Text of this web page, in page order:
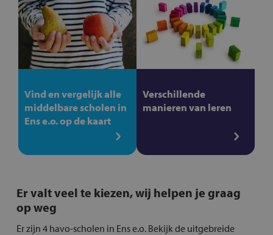
Vind en vergelijk alle
middelbare scholen in
Ens e.o. op de kaart
Verschillende
manieren van leren
Er valt veel te kiezen, wij helpen je graag
op weg
Er zijn 4 havo-scholen in Ens e.o. Bekijk de uitgebreide